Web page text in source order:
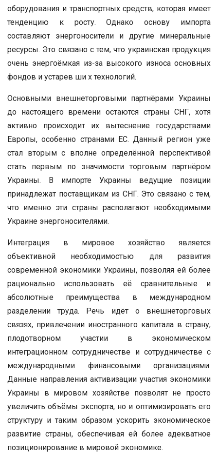
оборудования и транспортных средств, которая имеет
тенденцию к росту. Однако основу импорта
составляют энергоносители и другие минеральные
ресурсы. Это связано с тем, что украинская продукция
очень энергоёмкая из-за высокого износа основных
фондов и устарев ши х технологий.
Основными внешнеторговыми партнёрами Украины
до настоящего времени остаются страны СНГ, хотя
активно происходит их вытеснение государствами
Европы, особенно странами ЕС. Данный регион уже
стал вторым с вполне определённой перспективой
стать первым по значимости торговым партнёром
Украины. В импорте Украины ведущие позиции
принадлежат поставщикам из СНГ. Это связано с тем,
что именно эти страны располагают необходимыми
Украине энергоносителями.
Интеграция в мировое хозяйство является
объективной необходимостью для развития
современной экономики Украины, позволяя ей более
рационально использовать её сравнительные и
абсолютные преимущества в международном
разделении труда. Речь идёт о внешнеторговых
связях, привлечении иностранного капитала в страну,
плодотворном участии в экономическом
интеграционном сотрудничестве и сотрудничестве с
международными финансовыми организациями.
Данные направления активизации участия экономики
Украины в мировом хозяйстве позволят не просто
увеличить объёмы экспорта, но и оптимизировать его
структуру и таким образом ускорить экономическое
развитие страны, обеспечивая ей более адекватное
позиционирование в мировой экономике.